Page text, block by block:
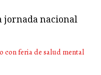
jornada nacional